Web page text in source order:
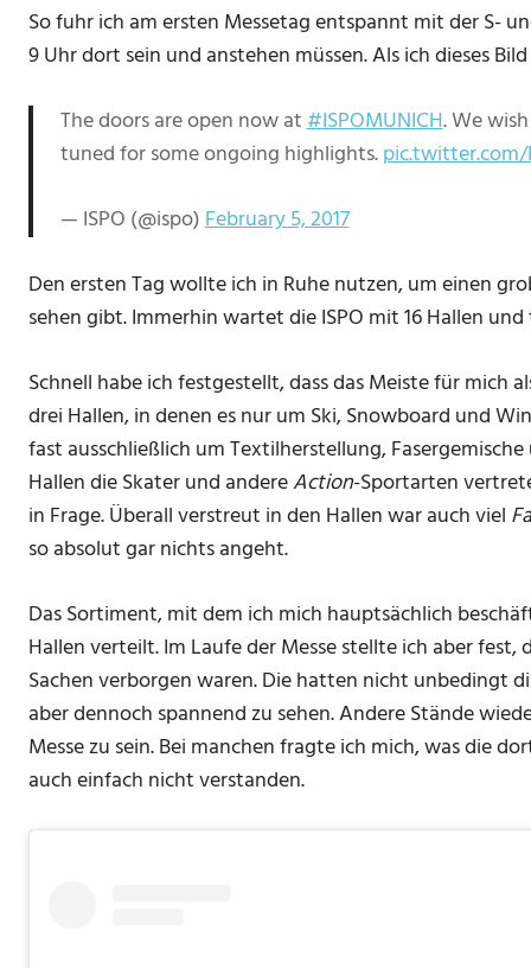
So fuhr ich am ersten Messetag entspannt mit der S-
9 Uhr dort sein und anstehen müssen. Als ich dieses
The doors are open now at#ISPOMUNICH. We
tuned for some ongoing highlights.
— ISPO (@ispo)February 5, 2017
Den ersten Tag wollte ich in Ruhe nutzen, um einen
sehen gibt. Immerhin wartet die ISPO mit 16 Hallen
Schnell habe ich festgestellt, dass das Meiste für mich
drei Hallen, in denen es nur um Ski, Snowboard und
fast ausschließlich um Textilherstellung,
Hallen die Skater und andereAction-Sportarten
in Frage. Überall verstreut in den Hallen war auch viel
so absolut gar nichts angeht.
Das Sortiment, mit dem ich mich hauptsächlich
Hallen verteilt. Im Laufe der Messe stellte ich aber
Sachen verborgen waren. Die hatten nicht unbedingt
aber dennoch spannend zu sehen. Andere Stände
Messe zu sein. Bei manchen fragte ich mich, was die
auch einfach nicht verstanden.